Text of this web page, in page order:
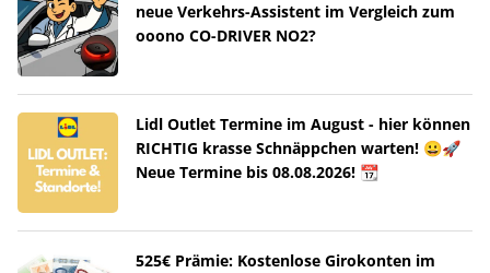
neue Verkehrs-Assistent im Vergleich zum
ooono CO-DRIVER NO2?
Lidl Outlet Termine im August - hier können
RICHTIG krasse Schnäppchen warten! 😀🚀
Neue Termine bis 08.08.2026! 📆
525€ Prämie: Kostenlose Girokonten im